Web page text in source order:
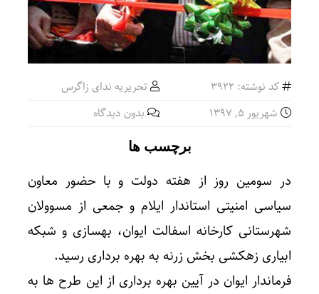
کد نوشته: 3922
تحریریه ندای زاگرس
شهریور ۵, ۱۳۹۷
بدون دیدگاه
برچسب ها
در سومین روز از هفته دولت و با حضور معاون
سیاسی امنیتی استاندار ایلام و جمعی از مسوولان
شهرستانی کارخانه اسفالت ایوان، بهسازی و شبکه
ابیاری زهکشی بخش زرنه به بهره برداری رسید.
فرماندار ایوان در آیین بهره برداری از این طرح ها به